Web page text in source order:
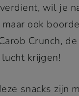
wil je
ook
Crunch,
krijgen!
snacks zijn